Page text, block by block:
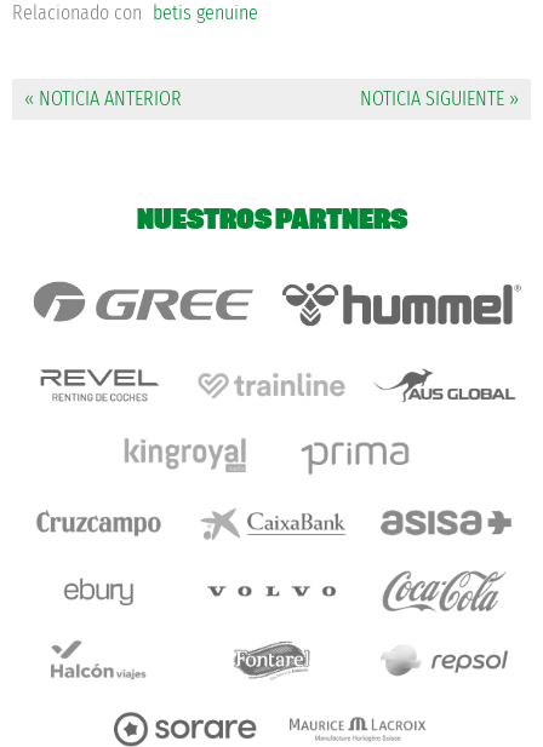
Relacionado con betis genuine
« NOTICIA ANTERIOR NOTICIA SIGUIENTE »
NUESTROS PARTNERS